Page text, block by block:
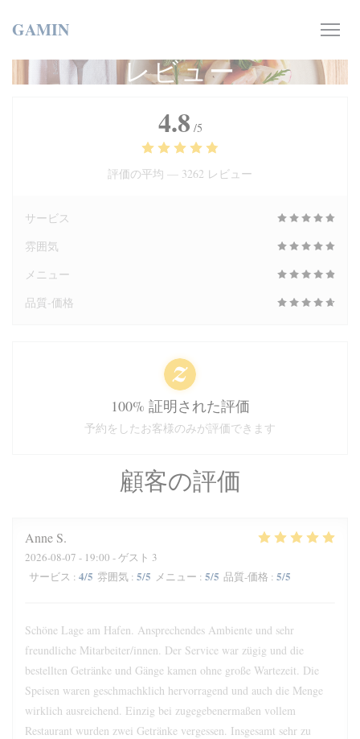
GAMIN
レビュー
顧客の評価
Anne S
2026-08-07 - 19:00 - ゲスト 3
サービス : 4/5 雰囲気 : 5/5 メニュー : 5/5 品質-価格 : 5/5
Schöne Lage am Hafen. Ansprechendes Ambiente und sehr
freundliche Mitarbeiter/innen. Der Service war zügig und die
bestellten Getränke und Gänge kamen ohne große Wartezeit. Die
Speisen waren geschmachklich hervorragend und auch die Menge
wirklich ausreichend. Einzig bei zugegebenermaßen vollem
Restaurant wurden zwei Getränke vergessen. Insgesamt sehr zu
4.8 /5
評価の平均 — 3262 レビュー
サービス
雰囲気
メニュー
品質-価格
100% 証明された評価
予約をしたお客様のみが評価できます